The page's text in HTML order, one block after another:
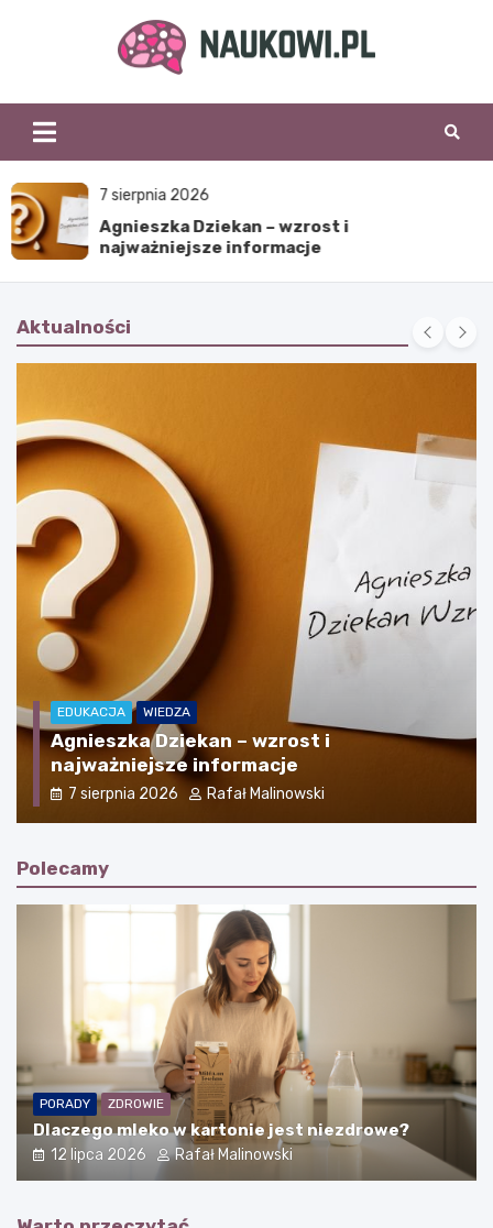
naukowi.pl
7 sierpnia 2026
Imieniny Mieczysławy
Aktualności
EDUKACJA WIEDZA
Skrzypce większe od altówki – czy taki
instrument istnieje?
7 sierpnia 2026 Rafał Malinowski
Polecamy
PORADY ZDROWIE
Dlaczego mleko w kartonie jest niezdrowe?
12 lipca 2026 Rafał Malinowski